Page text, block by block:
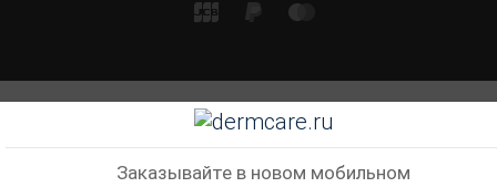
Заказывайте в новом мобильном